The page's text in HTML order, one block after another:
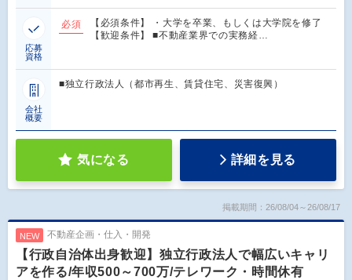
応募
資格
必須
【必須条件】 ・大学を卒業、もしくは大学院を修了
【歓迎条件】 ■不動産業界での実務経…
会社
概要
■独立行政法人（都市再生、賃貸住宅、災害復興）
気になる 詳細を見る
掲載期間：26/08/04～26/08/17
NEW 不動産企画・仕入・開発
【行政自治体出身歓迎】独立行政法人で幅広いキャリ
アを作る/年収500～700万/テレワーク・時間休有